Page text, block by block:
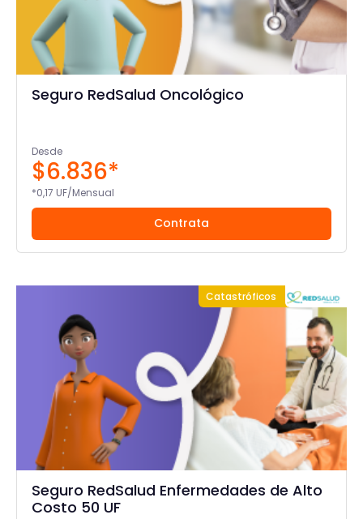
Seguro RedSalud Oncológico
Desde
$6.836*
*0,17 UF/Mensual
Contrata
Catastróficos
Seguro RedSalud Enfermedades de Alto
Costo 50 UF